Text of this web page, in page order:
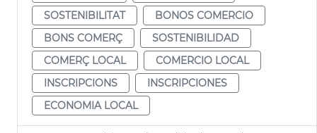
SOSTENIBILITAT
BONOS COMERCIO
BONS COMERÇ
SOSTENIBILIDAD
COMERÇ LOCAL
COMERCIO LOCAL
INSCRIPCIONS
INSCRIPCIONES
ECONOMIA LOCAL